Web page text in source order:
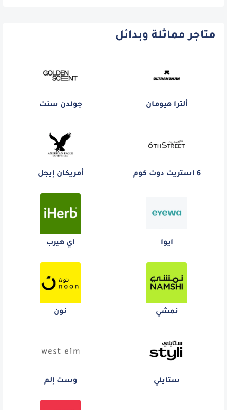
متاجر مماثلة وبدائل
ألترا هيومان جولدن سنت
6 استريت دوت كوم أمريكان إيجل
ايوا اي هيرب
نمشي نون
ستايلي وست إلم